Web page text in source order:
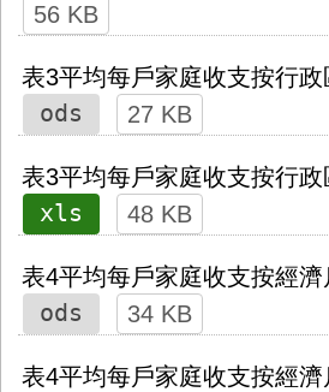
56 KB
表3平均每戶家庭收支按行
ods 27 KB
表3平均每戶家庭收支按行
xls 48 KB
表4平均每戶家庭收支按經
ods 34 KB
表4平均每戶家庭收支按經